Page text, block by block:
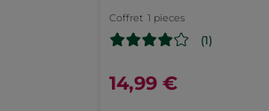
Coffret 1 pieces
(1)
14,99 €